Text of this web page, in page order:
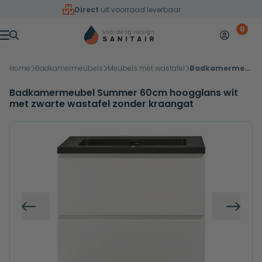
Overslaan naar inhoud
Direct uit voorraad leverbaar
Menu
Mijn 0
Home Badkamermeubels Meubels met wastafel Badkamermeubel Summer 60cm hoogglans wit met zwarte wastafel zonder kraangat
Badkamermeubel Summer 60cm hoogglans wit
met zwarte wastafel zonder kraangat
Vorige